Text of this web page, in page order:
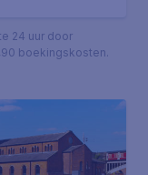
24 uur door
boekingskosten.